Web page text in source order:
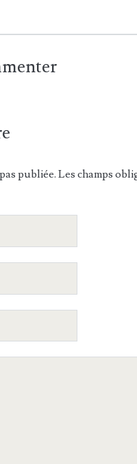
publiée. Les champs